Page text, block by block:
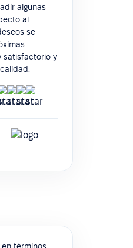
algunas
al
se
satisfactorio y